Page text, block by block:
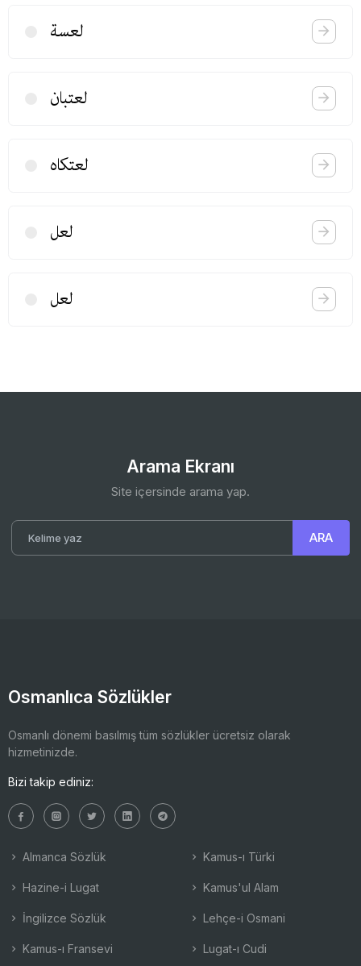
لعسة
لعتبان
لعتكاه
لعل
لعل
Arama Ekranı
Site içersinde arama yap.
Osmanlıca Sözlükler
Osmanlı dönemi basılmış tüm sözlükler ücretsiz olarak
hizmetinizde.
Bizi takip ediniz:
Almanca Sözlük
Hazine-i Lugat
İngilizce Sözlük
Kamus-ı Fransevi
Kamus-ı Türki
Kamus'ul Alam
Lehçe-i Osmani
Lugat-ı Cudi